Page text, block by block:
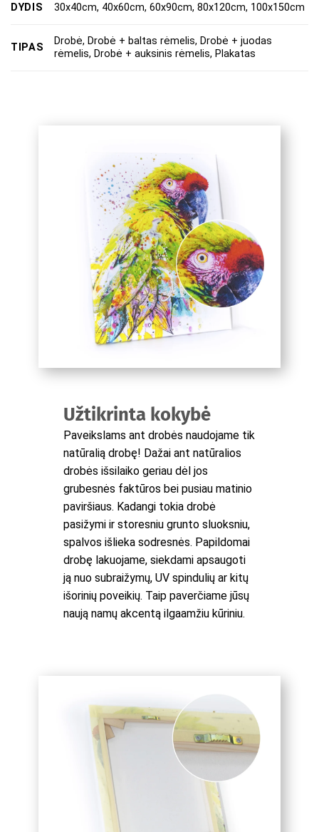
DYDIS 30x40cm, 40x60cm, 60x90cm, 80x120cm, 100x150cm
TIPAS
Drobė, Drobė + baltas rėmelis, Drobė + juodas
rėmelis, Drobė + auksinis rėmelis, Plakatas
Užtikrinta kokybė
Paveikslams ant drobės naudojame tik
natūralią drobę! Dažai ant natūralios
drobės išsilaiko geriau dėl jos
grubesnės faktūros bei pusiau matinio
paviršiaus. Kadangi tokia drobė
pasižymi ir storesniu grunto sluoksniu,
spalvos išlieka sodresnės. Papildomai
drobę lakuojame, siekdami apsaugoti
ją nuo subraižymų, UV spindulių ar kitų
išorinių poveikių. Taip paverčiame jūsų
naują namų akcentą ilgaamžiu kūriniu.